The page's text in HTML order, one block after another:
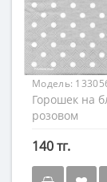
Модель:
Горошек на
розовом
140 тг.